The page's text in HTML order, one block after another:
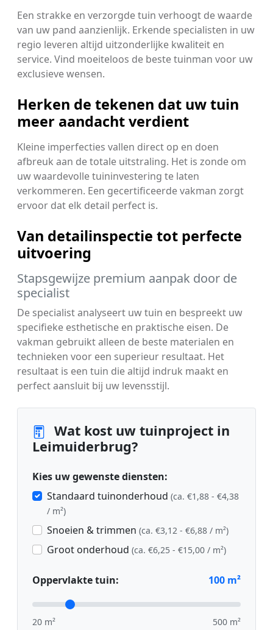
Een strakke en verzorgde tuin verhoogt de waarde
van uw pand aanzienlijk. Erkende specialisten in uw
regio leveren altijd uitzonderlijke kwaliteit en
service. Vind moeiteloos de beste tuinman voor uw
exclusieve wensen.
Herken de tekenen dat uw tuin
meer aandacht verdient
Kleine imperfecties vallen direct op en doen
afbreuk aan de totale uitstraling. Het is zonde om
uw waardevolle tuininvestering te laten
verkommeren. Een gecertificeerde vakman zorgt
ervoor dat elk detail perfect is.
Van detailinspectie tot perfecte
uitvoering
Stapsgewijze premium aanpak door de
specialist
De specialist analyseert uw tuin en bespreekt uw
specifieke esthetische en praktische eisen. De
vakman gebruikt alleen de beste materialen en
technieken voor een superieur resultaat. Het
resultaat is een tuin die altijd indruk maakt en
perfect aansluit bij uw levensstijl.
Wat kost uw tuinproject in
Leimuiderbrug?
Kies uw gewenste diensten:
Standaard tuinonderhoud (ca. €1,88 - €4,38
/ m²)
Snoeien & trimmen (ca. €3,12 - €6,88 / m²)
Groot onderhoud (ca. €6,25 - €15,00 / m²)
Oppervlakte tuin: 100 m²
20 m² 500 m²